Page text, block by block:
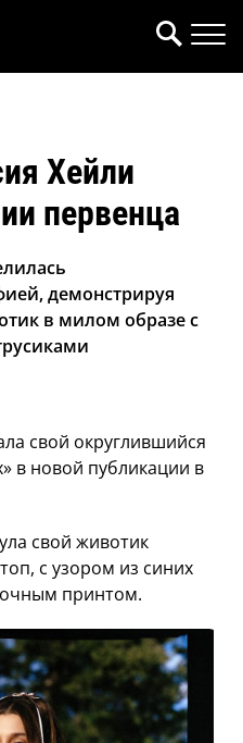
Хейли
первенца
демонстрируя
в милом образе с
свой округлившийся
в новой публикации в
свой животик
с узором из синих
принтом.